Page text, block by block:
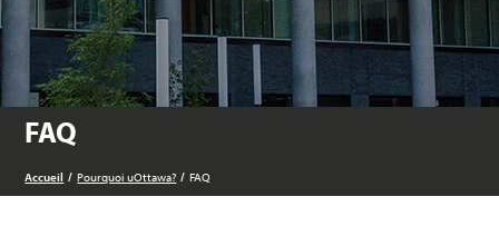
FAQ
Accueil Pourquoi uOttawa? FAQ